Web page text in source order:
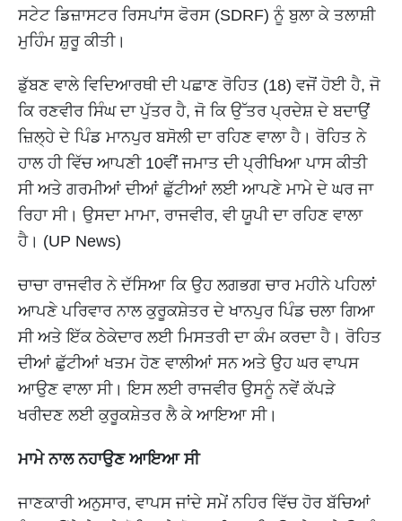
ਸਟੇਟ ਡਿਜ਼ਾਸਟਰ ਰਿਸਪਾਂਸ ਫੋਰਸ (SDRF) ਨੂੰ ਬੁਲਾ ਕੇ ਤਲਾਸ਼ੀ
ਮੁਹਿੰਮ ਸ਼ੁਰੂ ਕੀਤੀ।
ਡੁੱਬਣ ਵਾਲੇ ਵਿਦਿਆਰਥੀ ਦੀ ਪਛਾਣ ਰੋਹਿਤ (18) ਵਜੋਂ ਹੋਈ ਹੈ, ਜੋ
ਕਿ ਰਣਵੀਰ ਸਿੰਘ ਦਾ ਪੁੱਤਰ ਹੈ, ਜੋ ਕਿ ਉੱਤਰ ਪ੍ਰਦੇਸ਼ ਦੇ ਬਦਾਉਂ
ਜ਼ਿਲ੍ਹੇ ਦੇ ਪਿੰਡ ਮਾਨਪੁਰ ਬਸੋਲੀ ਦਾ ਰਹਿਣ ਵਾਲਾ ਹੈ। ਰੋਹਿਤ ਨੇ
ਹਾਲ ਹੀ ਵਿੱਚ ਆਪਣੀ 10ਵੀਂ ਜਮਾਤ ਦੀ ਪ੍ਰੀਖਿਆ ਪਾਸ ਕੀਤੀ
ਸੀ ਅਤੇ ਗਰਮੀਆਂ ਦੀਆਂ ਛੁੱਟੀਆਂ ਲਈ ਆਪਣੇ ਮਾਮੇ ਦੇ ਘਰ ਜਾ
ਰਿਹਾ ਸੀ। ਉਸਦਾ ਮਾਮਾ, ਰਾਜਵੀਰ, ਵੀ ਯੂਪੀ ਦਾ ਰਹਿਣ ਵਾਲਾ
ਹੈ। (UP News)
ਚਾਚਾ ਰਾਜਵੀਰ ਨੇ ਦੱਸਿਆ ਕਿ ਉਹ ਲਗਭਗ ਚਾਰ ਮਹੀਨੇ ਪਹਿਲਾਂ
ਆਪਣੇ ਪਰਿਵਾਰ ਨਾਲ ਕੁਰੂਕਸ਼ੇਤਰ ਦੇ ਖਾਨਪੁਰ ਪਿੰਡ ਚਲਾ ਗਿਆ
ਸੀ ਅਤੇ ਇੱਕ ਠੇਕੇਦਾਰ ਲਈ ਮਿਸਤਰੀ ਦਾ ਕੰਮ ਕਰਦਾ ਹੈ। ਰੋਹਿਤ
ਦੀਆਂ ਛੁੱਟੀਆਂ ਖਤਮ ਹੋਣ ਵਾਲੀਆਂ ਸਨ ਅਤੇ ਉਹ ਘਰ ਵਾਪਸ
ਆਉਣ ਵਾਲਾ ਸੀ। ਇਸ ਲਈ ਰਾਜਵੀਰ ਉਸਨੂੰ ਨਵੇਂ ਕੱਪੜੇ
ਖਰੀਦਣ ਲਈ ਕੁਰੂਕਸ਼ੇਤਰ ਲੈ ਕੇ ਆਇਆ ਸੀ।
ਮਾਮੇ ਨਾਲ ਨਹਾਉਣ ਆਇਆ ਸੀ
ਜਾਣਕਾਰੀ ਅਨੁਸਾਰ, ਵਾਪਸ ਜਾਂਦੇ ਸਮੇਂ ਨਹਿਰ ਵਿੱਚ ਹੋਰ ਬੱਚਿਆਂ